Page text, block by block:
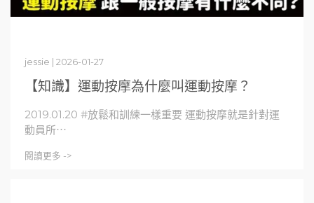
【知識】運動按摩為什麼叫運動按摩？
jessie | 2026-01-27
2019.01.20 #放鬆和訓練一樣重要 運動按摩就是針對運
動員所⋯
閱讀更多 ->